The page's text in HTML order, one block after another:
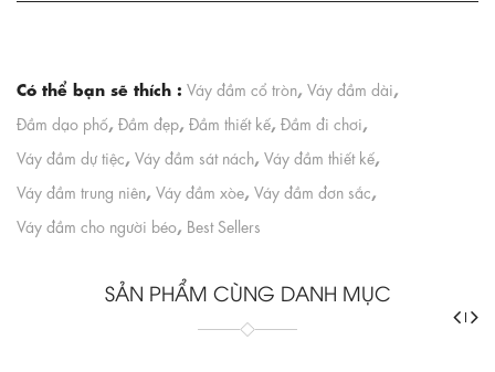
Có thể bạn sẽ thích : Váy đầm cổ tròn, Váy đầm dài,
Đầm dạo phố, Đầm đẹp, Đầm thiết kế, Đầm đi chơi,
Váy đầm dự tiệc, Váy đầm sát nách, Váy đầm thiết kế,
Váy đầm trung niên, Váy đầm xòe, Váy đầm đơn sắc,
Váy đầm cho người béo, Best Sellers
SẢN PHẨM CÙNG DANH MỤC